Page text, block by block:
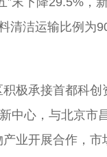
清洁运输比例为
极承接首都科创
中心，与北京市
业开展合作，市